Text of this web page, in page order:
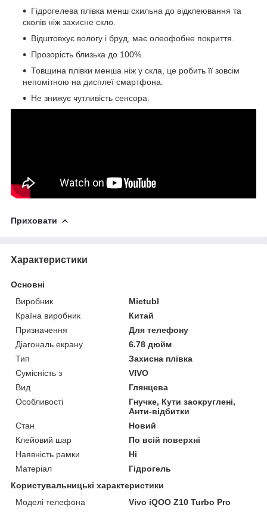
Гідрогелева плівка менш схильна до відклеювання та
сколів ніж захисне скло.
Відштовхує вологу і бруд, має олеофобне покриття.
Прозорість близька до 100%.
Товщина плівки менша ніж у скла, це робить її зовсім
непомітною на дисплеї смартфона.
Не знижує чутливість сенсора.
Приховати
Характеристики
Основні
Виробник
Mietubl
Країна виробник
Китай
Призначення
Для телефону
Діагональ екрану
6.78 дюйм
Тип
Захисна плівка
Сумісність з
VIVO
Вид
Глянцева
Особливості
Гнучке, Кути заокруглені,
Анти-відбитки
Стан
Новий
Клейовий шар
По всій поверхні
Наявність рамки
Ні
Матеріал
Гідрогель
Користувальницькі характеристики
Моделі телефона
Vivo iQOO Z10 Turbo Pro